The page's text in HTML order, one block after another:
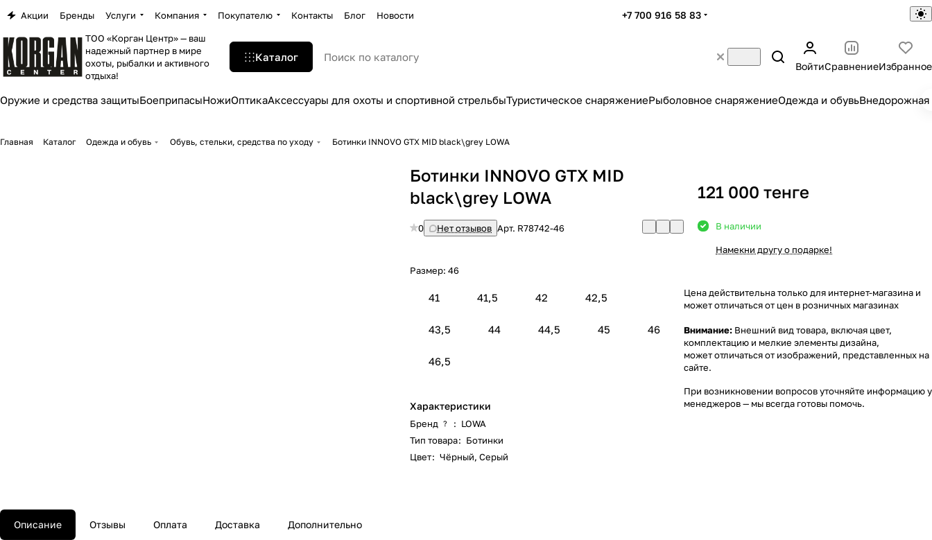
Акции Бренды Услуги Компания Покупателю Контакты Блог Новости +7 700 916 58 83
ТОО «Корган Центр» — ваш
надежный партнер в мире
охоты, рыбалки и активного
отдыха!
Каталог
ВойтиСравнениеИзбранное
Оружие и средства защитыБоеприпасыНожиОптикаАксессуары для охоты и спортивной стрельбыТуристическое снаряжениеРыболовное снаряжениеОдежда и обувьВнедорожная
Главная Каталог Одежда и обувь Обувь, стельки, средства по уходу Ботинки INNOVO GTX MID black\grey LOWA
Ботинки INNOVO GTX MID
black\grey LOWA
0 Нет отзывов Арт. R78742-46
Размер:46
41 41,5 42 42,5
43,5 44 44,5 45 46
46,5
Характеристики
Бренд ? : LOWA
Тип товара: Ботинки
Цвет: Чёрный,Серый
121 000 тенге
В наличии
Намекни другу о подарке!
Цена действительна только для интернет-магазина и
может отличаться от цен в розничных магазинах
Внимание: Внешний вид товара, включая цвет,
комплектацию и мелкие элементы дизайна,
может отличаться от изображений, представленных на
сайте.
При возникновении вопросов уточняйте информацию у
менеджеров— мы всегда готовы помочь.
Описание Отзывы Оплата Доставка Дополнительно